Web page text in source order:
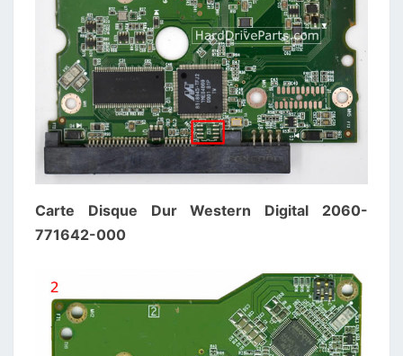
Carte Disque Dur Western Digital 2060-
771642-000